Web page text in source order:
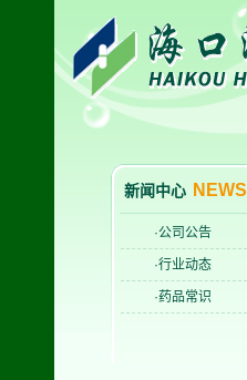
新闻中心 NEWS
·公司公告
·行业动态
·药品常识